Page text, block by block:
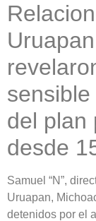
del plan
desde
Samuel “N”,
Uruapan,
detenidos por el